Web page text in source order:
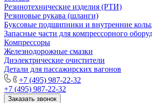
Резинотехнические изделия (РТИ)
Резиновые рукава (шланги)
Буксовые подшипники и внутренние
Запасные части для компрессорного
Компрессоры
Железнодорожные смазки
Диэлектрические очистители
Детали для пассажирских вагонов
+7 (495) 987-22-32
+7 (495) 987-22-32
Заказать звонок